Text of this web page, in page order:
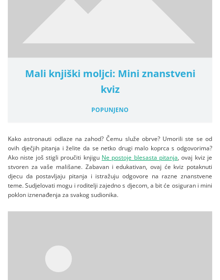
Mali knjiški moljci: Mini znanstveni
kviz
POPUNJENO
Kako astronauti odlaze na zahod? Čemu služe obrve? Umorili ste se od
ovih dječjih pitanja i želite da se netko drugi malo koprca s odgovorima?
Ako niste još stigli proučiti knjigu Ne postoje blesasta pitanja , ovaj kviz je
stvoren za vaše mališane. Zabavan i edukativan, ovaj će kviz potaknuti
djecu da postavljaju pitanja i istražuju odgovore na razne znanstvene
teme. Sudjelovati mogu i roditelji zajedno s djecom, a bit će osiguran i mini
poklon iznenađenja za svakog sudionika.